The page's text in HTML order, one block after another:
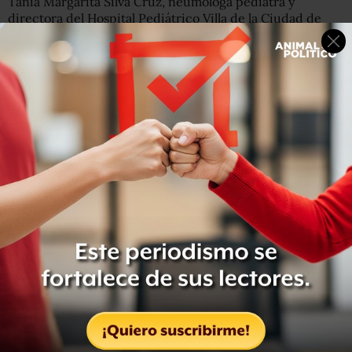
directora del Hospital Pediátrico Villa de la Ciudad de
México, señala que las
afectaciones a la salud
por este
ozono varían, pueden ir desde irritación de garganta,
dolor de cabeza, que disminuya la capacidad respiratoria
y se altere la capacidad del organismo de defenderse de
agentes patógenos, hasta impactos más graves en
poblaciones vulnerables, como los adultos mayores, las
personas con asma o con enfermedades pulmonares.
¿Estamos en una temporada atípica?
Horacio Riojas Rodríguez, director de Salud Ambiental
del Centro de Investigación en Salud Poblacional del
Instituto Nacional de Salud Pública (INSP) puntualiza que
toda contingencia ambiental es algo extraordinario. “No
debería haber y no deberíamos acostumbrarnos a que
haya. Pero por un lado no están controladas totalmente
las fuentes de emisiones de precursores de ozono y por
otro lado cada año tenemos más días calurosos, con más
altas temperaturas, por esto delcambio climático,